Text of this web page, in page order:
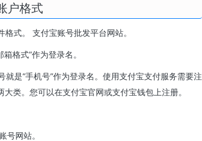
户格式
式。 支付宝账号批发平台网站。
格式”作为登录名。
是“手机号”作为登录名。使用支付宝支付服务需要注
类。您可以在支付宝官网或支付宝钱包上注册。
号网站。